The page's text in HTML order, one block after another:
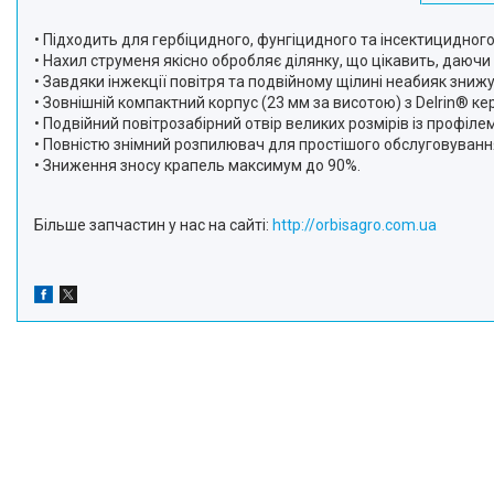
• Підходить для гербіцидного, фунгіцидного та
• Нахил струменя якісно обробляє ділянку, що цікавить,
• Завдяки інжекції повітря та подвійному щілині неабияк
• Зовнішній компактний корпус (23 мм за висотою) з Delrin®
• Подвійний повітрозабірний отвір великих розмірів із
• Повністю знімний розпилювач для простішого
• Зниження зносу крапель максимум до 90%.
Більше запчастин у нас на сайті: http://orbisagro.com.ua